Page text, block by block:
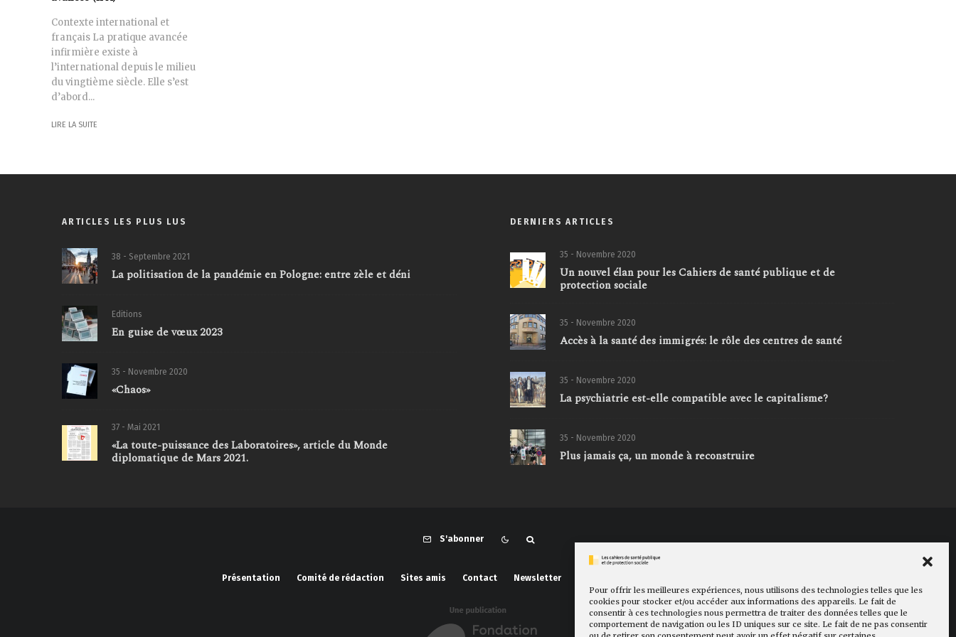
Pour offrir les meilleures expériences, nous utilisons des technologies telles que les
cookies pour stocker et/ou accéder aux informations des appareils. Le fait de
consentir à ces technologies nous permettra de traiter des données telles que le
comportement de navigation ou les ID uniques sur ce site. Le fait de ne pas consentir
Contexte international et
français La pratique avancée
infirmière existe à
l’international depuis le milieu
du vingtième siècle. Elle s’est
d’abord...
LIRE LA SUITE
ARTICLES LES PLUS LUS
38 - Septembre 2021
La politisation de la pandémie en Pologne: entre zèle et déni
Editions
En guise de vœux 2023
35 - Novembre 2020
«Chaos»
37 - Mai 2021
«La toute-puissance des Laboratoires», article du Monde
diplomatique de Mars 2021.
DERNIERS ARTICLES
35 - Novembre 2020
Un nouvel élan pour les Cahiers de santé publique et de
protection sociale
35 - Novembre 2020
Accès à la santé des immigrés: le rôle des centres de santé
35 - Novembre 2020
La psychiatrie est-elle compatible avec le capitalisme?
35 - Novembre 2020
Plus jamais ça, un monde à reconstruire
S'abonner
Présentation Comité de rédaction Sites amis Contact Newsletter